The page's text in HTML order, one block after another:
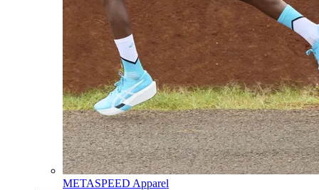
METASPEED Apparel